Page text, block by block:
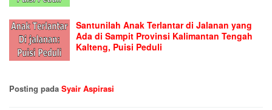
Santunilah Anak Terlantar di Jalanan yang
Ada di Sampit Provinsi Kalimantan Tengah
Kalteng, Puisi Peduli
Posting pada Syair Aspirasi